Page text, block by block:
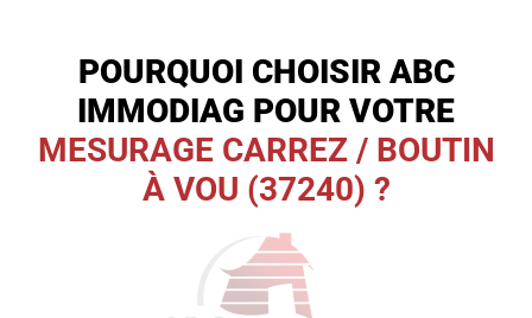
POURQUOI CHOISIR ABC
IMMODIAG POUR VOTRE
MESURAGE CARREZ / BOUTIN
À VOU (37240) ?